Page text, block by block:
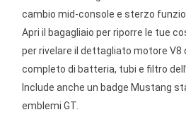
cambio mid-console e sterzo
Apri il bagagliaio per riporre le tue
per rivelare il dettagliato motore V8
completo di batteria, tubi e filtro
Include anche un badge Mustang
emblemi GT.